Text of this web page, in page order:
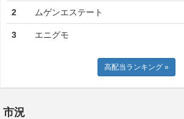
2 ムゲンエステート
3 エニグモ
高配当ランキング »
市況